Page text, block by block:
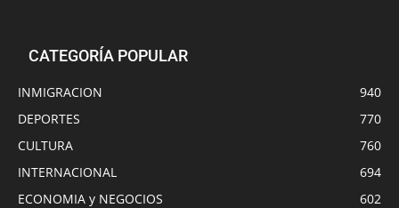
CATEGORÍA POPULAR
INMIGRACION
940
DEPORTES
770
CULTURA
760
INTERNACIONAL
694
ECONOMIA y NEGOCIOS
602